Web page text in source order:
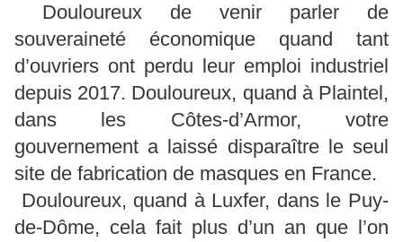
Douloureux de venir parler de
souveraineté économique quand tant
d’ouvriers ont perdu leur emploi industriel
depuis 2017. Douloureux, quand à Plaintel,
dans les Côtes-d’Armor, votre
gouvernement a laissé disparaître le seul
site de fabrication de masques en France.
Douloureux, quand à Luxfer, dans le Puy-
de-Dôme, cela fait plus d’un an que l’on